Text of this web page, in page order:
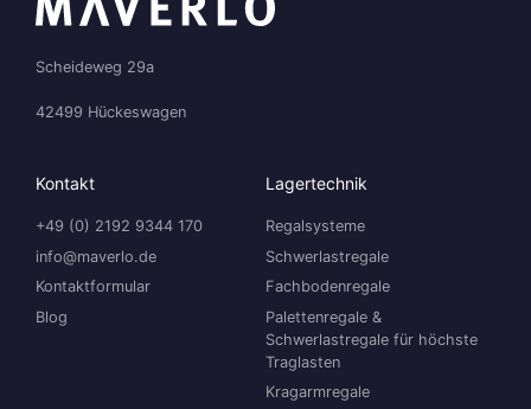
Scheideweg 29a
42499 Hückeswagen
Kontakt
+49 (0) 2192 9344 170
info@maverlo.de
Kontaktformular
Blog
Lagertechnik
Regalsysteme
Schwerlastregale
Fachbodenregale
Palettenregale &
Schwerlastregale für höchste
Traglasten
Kragarmregale